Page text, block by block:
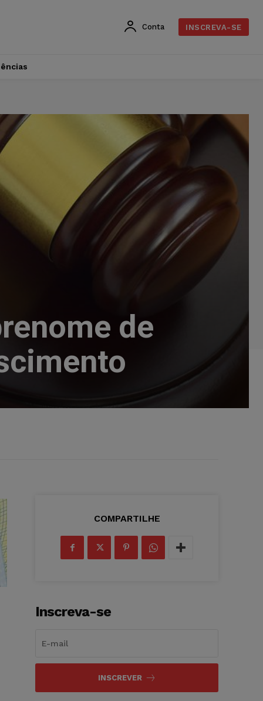
Conta INSCREVA-SE
de
COMPARTILHE
Inscreva-se
INSCREVER